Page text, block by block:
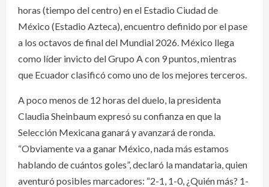
horas (tiempo del centro) en el Estadio Ciudad de
México (Estadio Azteca), encuentro definido por el pase
a los octavos de final del Mundial 2026. México llega
como líder invicto del Grupo A con 9 puntos, mientras
que Ecuador clasificó como uno de los mejores terceros.
A poco menos de 12 horas del duelo, la presidenta
Claudia Sheinbaum expresó su confianza en que la
Selección Mexicana ganará y avanzará de ronda.
“Obviamente va a ganar México, nada más estamos
hablando de cuántos goles”, declaró la mandataria, quien
aventuró posibles marcadores: “2-1, 1-0, ¿Quién más? 1-